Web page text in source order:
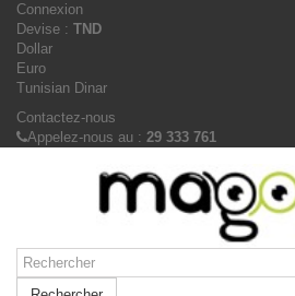
Connexion
Devise : TND
Dollar
Euro
Tunisian Dinar
Contactez-nous
Appelez-nous au : 29 333 761